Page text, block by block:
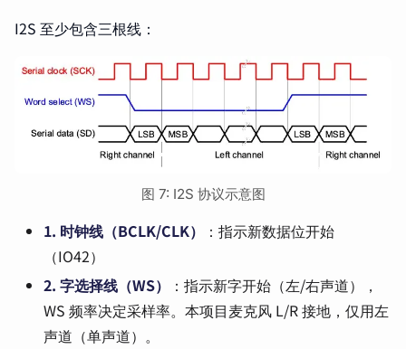
I2S 至少包含三根线：
图 7: I2S 协议示意图
1. 时钟线（BCLK/CLK）
：指示新数据位开始
（IO42）
2. 字选择线（WS）
：指示新字开始（左/右声道），
WS 频率决定采样率。本项目麦克风 L/R 接地，仅用左
声道（单声道）。